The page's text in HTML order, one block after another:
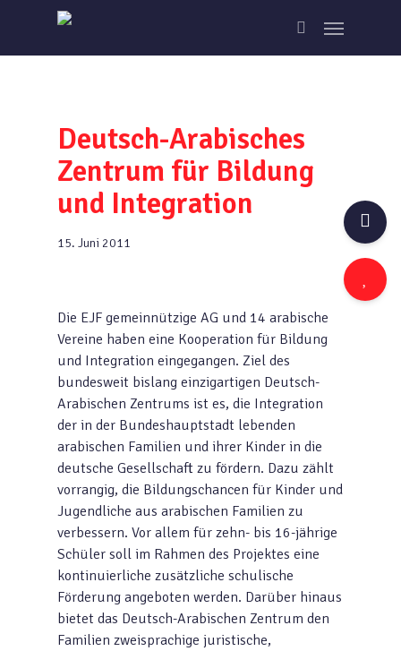
main
search
Menu
Deutsch-Arabisches
Zentrum für Bildung
und Integration
15. Juni 2011
Die EJF gemeinnützige AG und 14 arabische
Vereine haben eine Kooperation für Bildung
und Integration eingegangen. Ziel des
bundesweit bislang einzigartigen Deutsch-
Arabischen Zentrums ist es, die Integration
der in der Bundeshauptstadt lebenden
arabischen Familien und ihrer Kinder in die
deutsche Gesellschaft zu fördern. Dazu zählt
vorrangig, die Bildungschancen für Kinder und
Jugendliche aus arabischen Familien zu
verbessern. Vor allem für zehn- bis 16-jährige
Schüler soll im Rahmen des Projektes eine
kontinuierliche zusätzliche schulische
Förderung angeboten werden. Darüber hinaus
bietet das Deutsch-Arabischen Zentrum den
Familien zweisprachige juristische,